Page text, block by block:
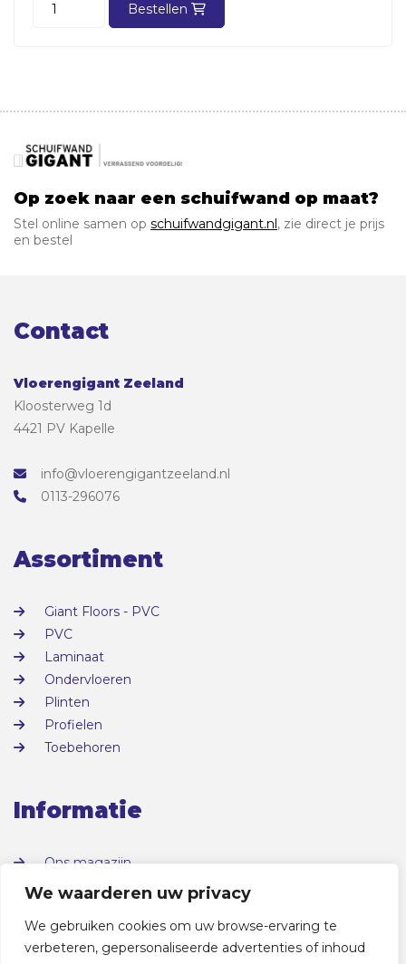
We waarderen uw privacy
We gebruiken cookies om uw browse-ervaring te
verbeteren, gepersonaliseerde advertenties of inhoud
Bestellen
Op zoek naar een schuifwand op maat?
Stel online samen op schuifwandgigant.nl, zie direct je prijs
en bestel
Contact
Vloerengigant Zeeland
Kloosterweg 1d
4421 PV Kapelle
info@vloerengigantzeeland.nl
0113-296076
Assortiment
Giant Floors - PVC
PVC
Laminaat
Ondervloeren
Plinten
Profielen
Toebehoren
Informatie
Ons magazijn